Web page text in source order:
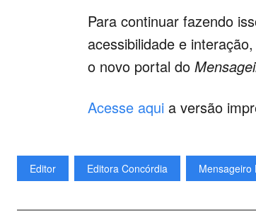
Para continuar fazendo
acessibilidade e
o novo portal do
Acesse aqui a versão
Editor Editora Concórdia Mensageiro